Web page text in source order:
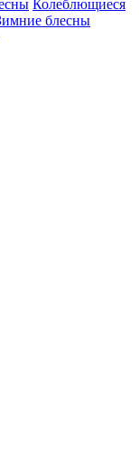
Колеблющиеся
блесны